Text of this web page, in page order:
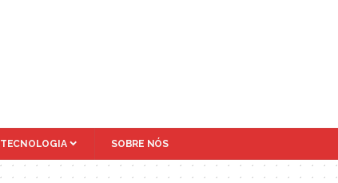
TECNOLOGIA SOBRE NÓS